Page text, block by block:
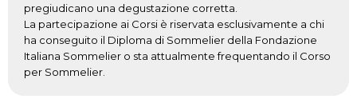
pregiudicano una degustazione corretta.
La partecipazione ai Corsi è riservata esclusivamente a chi
ha conseguito il Diploma di Sommelier della Fondazione
Italiana Sommelier o sta attualmente frequentando il Corso
per Sommelier.